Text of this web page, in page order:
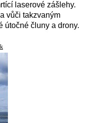
laserové zášlehy.
vůči takzvaným
útočné čluny a drony.